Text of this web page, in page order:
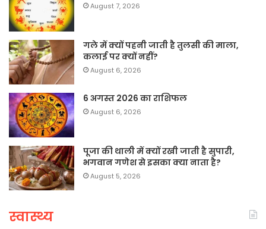
August 7, 2026
गले में क्यों पहनी जाती है तुलसी की माला,
कलाई पर क्यों नहीं?
August 6, 2026
6 अगस्त 2026 का राशिफल
August 6, 2026
पूजा की थाली में क्यों रखी जाती है सुपारी,
भगवान गणेश से इसका क्या नाता है?
August 5, 2026
स्वास्थ्य